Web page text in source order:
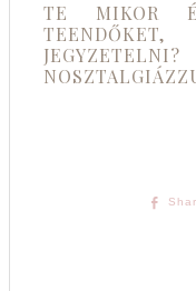
TE MIKOR